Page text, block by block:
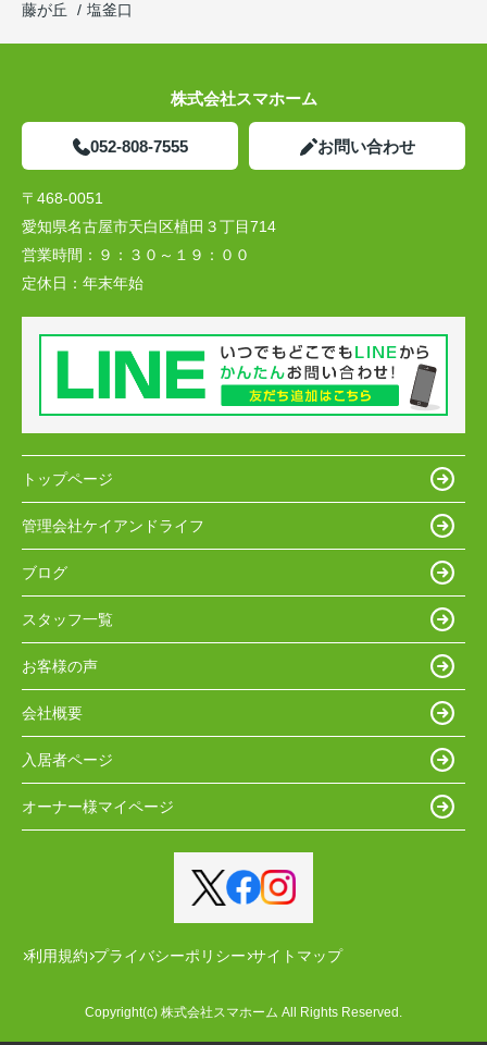
藤が丘
塩釜口
株式会社スマホーム
052-808-7555 お問い合わせ
〒468-0051
愛知県名古屋市天白区植田３丁目714
営業時間： ９：３０～１９：００
定休日： 年末年始
トップページ
管理会社ケイアンドライフ
ブログ
スタッフ一覧
お客様の声
会社概要
入居者ページ
オーナー様マイページ
利用規約 プライバシーポリシー サイトマップ
Copyright(c) 株式会社スマホーム All Rights Reserved.